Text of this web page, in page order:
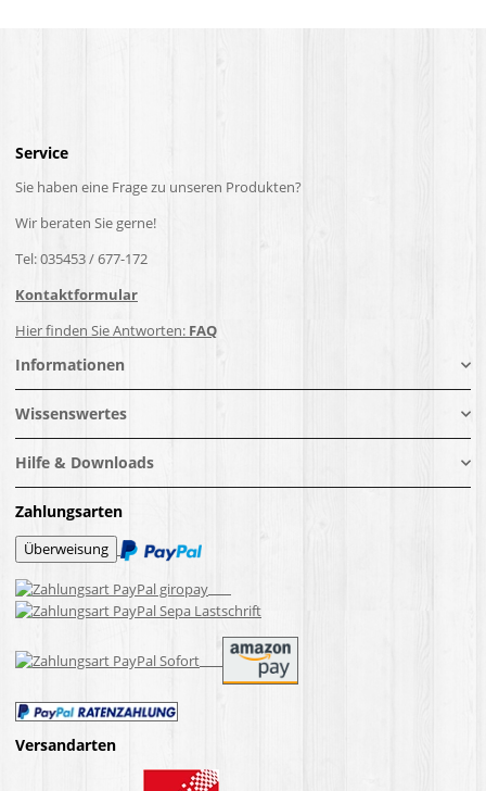
Service
Sie haben eine Frage zu unseren Produkten?
Wir beraten Sie gerne!
Tel: 035453 / 677-172
Kontaktformular
Hier finden Sie Antworten: FAQ
Informationen
Wissenswertes
Hilfe & Downloads
Zahlungsarten
Versandarten